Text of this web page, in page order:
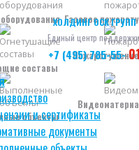
ХОЛДИНГ ОСК ГРУПП
Единый центр
+7 (495) 785-55- 01
и сертификаты
документы
Газовое
составы
объекты